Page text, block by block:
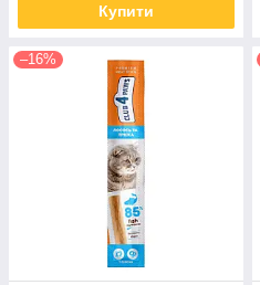
Купити
–16%